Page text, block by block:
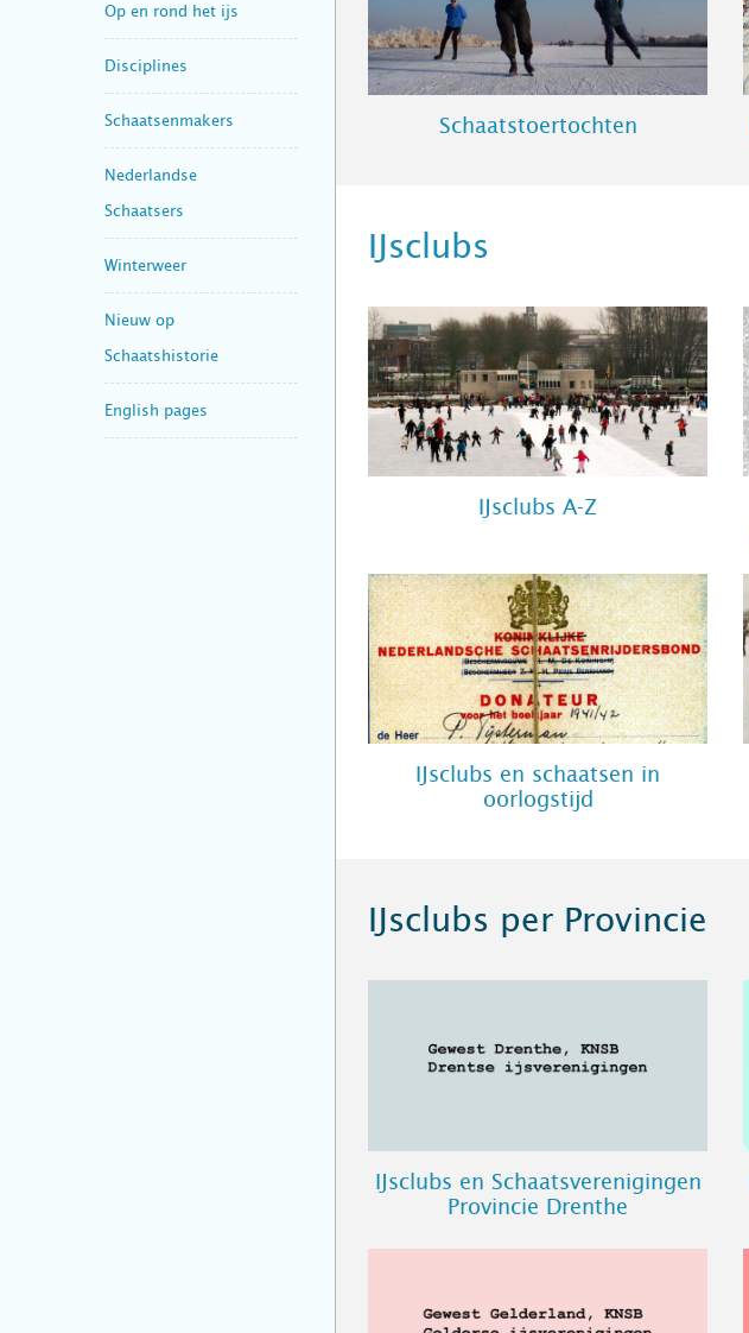
Op en rond het ijs
Disciplines
Schaatsenmakers
Nederlandse
Schaatsers
Winterweer
Nieuw op
Schaatshistorie
English pages
Schaatstoertochten
IJsclubs
IJsclubs A-Z
IJsclubs en schaatsen in
oorlogstijd
IJsclubs per Provincie
IJsclubs en Schaatsverenigingen
Provincie Drenthe